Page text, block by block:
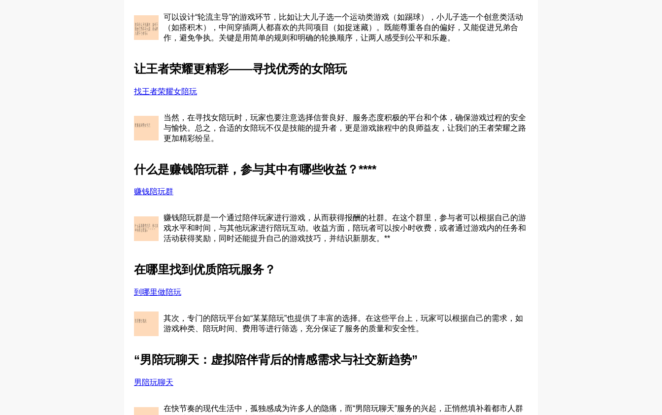
可以设计“轮流主导”的游戏环节，比如让大儿子选一个运动类游戏（如踢球），小儿子选一个创意类活动
（如搭积木），中间穿插两人都喜欢的共同项目（如捉迷藏）。既能尊重各自的偏好，又能促进兄弟合
作，避免争执。关键是用简单的规则和明确的轮换顺序，让两人感受到公平和乐趣。
让王者荣耀更精彩——寻找优秀的女陪玩
找王者荣耀女陪玩
当然，在寻找女陪玩时，玩家也要注意选择信誉良好、服务态度积极的平台和个体，确保游戏过程的安全
与愉快。总之，合适的女陪玩不仅是技能的提升者，更是游戏旅程中的良师益友，让我们的王者荣耀之路
更加精彩纷呈。
什么是赚钱陪玩群，参与其中有哪些收益？****
赚钱陪玩群
赚钱陪玩群是一个通过陪伴玩家进行游戏，从而获得报酬的社群。在这个群里，参与者可以根据自己的游
戏水平和时间，与其他玩家进行陪玩互动。收益方面，陪玩者可以按小时收费，或者通过游戏内的任务和
活动获得奖励，同时还能提升自己的游戏技巧，并结识新朋友。**
在哪里找到优质陪玩服务？
到哪里做陪玩
其次，专门的陪玩平台如“某某陪玩”也提供了丰富的选择。在这些平台上，玩家可以根据自己的需求，如
游戏种类、陪玩时间、费用等进行筛选，充分保证了服务的质量和安全性。
“男陪玩聊天：虚拟陪伴背后的情感需求与社交新趋势”
男陪玩聊天
在快节奏的现代生活中，孤独感成为许多人的隐痛，而“男陪玩聊天”服务的兴起，正悄然填补着都市人群